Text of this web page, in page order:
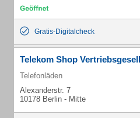
Gratis-Digitalcheck
Telekom Shop
Telefonläden
Alexanderstr. 7
10178 Berlin - Mitte